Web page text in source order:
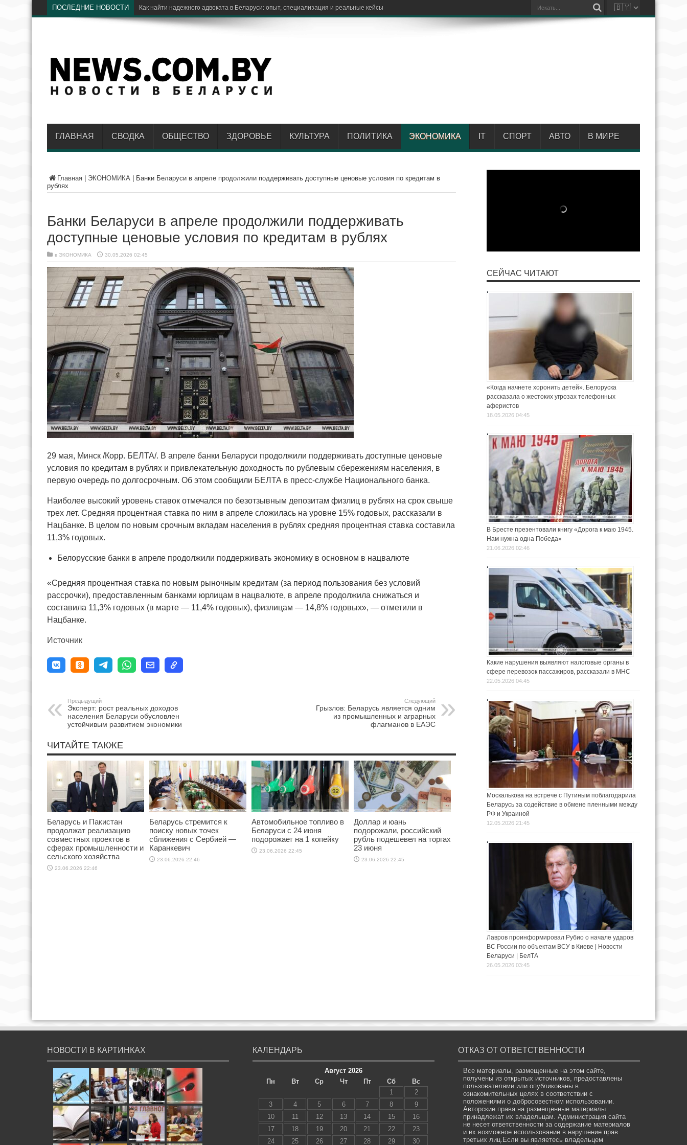
ПОСЛЕДНИЕ НОВОСТИ Э
ГЛАВНАЯ СВОДКА ОБЩЕСТВО ЗДОРОВЬЕ КУЛЬТУРА ПОЛИТИКА ЭКОНОМИКА IT СПОРТ АВТО В МИРЕ
Главная ЭКОНОМИКА
Банки Беларуси в апреле продолжили поддерживать доступные ценовые условия по кредитам в
рублях
Банки Беларуси в апреле продолжили поддерживать
доступные ценовые условия по кредитам в рублях
в ЭКОНОМИКА 30.05.2026 02:45
29 мая, Минск /Корр. БЕЛТА/. В апреле банки Беларуси продолжили поддерживать доступные ценовые
условия по кредитам в рублях и привлекательную доходность по рублевым сбережениям населения, в
первую очередь по долгосрочным. Об этом сообщили БЕЛТА в пресс-службе Национального банка.
Наиболее высокий уровень ставок отмечался по безотзывным депозитам физлиц в рублях на срок свыше
трех лет. Средняя процентная ставка по ним в апреле сложилась на уровне 15% годовых, рассказали в
Нацбанке. В целом по новым срочным вкладам населения в рублях средняя процентная ставка составила
11,3% годовых.
Белорусские банки в апреле продолжили поддерживать экономику в основном в нацвалюте
«Средняя процентная ставка по новым рыночным кредитам (за период пользования без условий
рассрочки), предоставленным банками юрлицам в нацвалюте, в апреле продолжила снижаться и
составила 11,3% годовых (в марте — 11,4% годовых), физлицам — 14,8% годовых», — отметили в
Нацбанке.
Источник
Предыдущий
Эксперт: рост реальных доходов
населения Беларуси обусловлен
устойчивым развитием экономики
Следующий
Грызлов: Беларусь является одним
из промышленных и аграрных
флагманов в ЕАЭС
ЧИТАЙТЕ ТАКЖЕ
Беларусь и Пакистан
продолжат реализацию
совместных проектов в
сферах промышленности и
сельского хозяйства
23.06.2026 22:46
Беларусь стремится к
поиску новых точек
сближения с Сербией —
Каранкевич
23.06.2026 22:46
Автомобильное топливо в
Беларуси с 24 июня
подорожает на 1 копейку
23.06.2026 22:45
Доллар и юань
подорожали, российский
рубль подешевел на торгах
23 июня
23.06.2026 22:45
СЕЙЧАС ЧИТАЮТ
«Когда начнете хоронить детей». Белоруска
рассказала о жестоких угрозах телефонных
аферистов
18.05.2026 04:45
В Бресте презентовали книгу «Дорога к маю 1945.
Нам нужна одна Победа»
21.06.2026 02:46
Какие нарушения выявляют налоговые органы в
сфере перевозок пассажиров, рассказали в МНС
22.05.2026 04:45
Москалькова на встрече с Путиным поблагодарила
Беларусь за содействие в обмене пленными между
РФ и Украиной
12.05.2026 21:45
Лавров проинформировал Рубио о начале ударов
ВС России по объектам ВСУ в Киеве | Новости
Беларуси | БелТА
26.05.2026 03:45
НОВОСТИ В КАРТИНКАХ КАЛЕНДАРЬ
Август 2026
Пн
Вт Ср Чт Пт Сб
Вс
1
2
3
4 5 6 7 8
9
10
11 12 13 14 15
16
17
18 19 20 21 22
23
24
25 26 27 28 29 30
ОТКАЗ ОТ ОТВЕТСТВЕННОСТИ
Все материалы, размещенные на этом сайте,
получены из открытых источников, предоставлены
пользователями или опубликованы в
ознакомительных целях в соответствии с
положениями о добросовестном использовании.
Авторские права на размещенные материалы
принадлежат их владельцам. Администрация сайта
не несет ответственности за содержание материалов
и их возможное использование в нарушение прав
третьих лиц.Если вы являетесь владельцем